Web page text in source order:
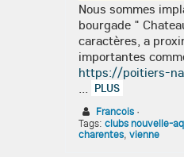
Nous sommes
bourgade "
caractères, a
importantes
https://poitiers-
... PLUS
Francois ·
Tags: clubs nouvelle-
charentes, vienne